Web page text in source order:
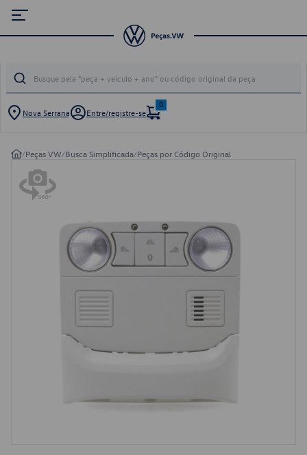
Nova Serrana Entre/registre-se
0
/Peças VW/Busca Simplificada/Peças por Código Original